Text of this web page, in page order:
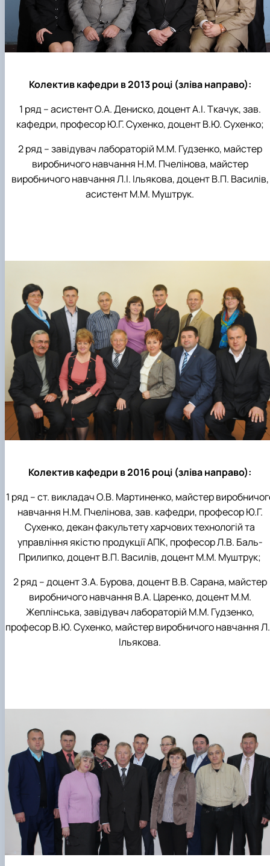
Колектив кафедри в 2013 році (зліва направо):
1 ряд – асистент О.А. Дениско, доцент А.І. Ткачук, зав.
кафедри, професор Ю.Г. Сухенко, доцент В.Ю. Сухенко;
2 ряд – завідувач лабораторій М.М. Гудзенко, майстер
виробничого навчання Н.М. Пчелінова, майстер
виробничого навчання Л.І. Ільякова, доцент В.П. Василів,
асистент М.М. Муштрук.
Колектив кафедри в 2016 році (зліва направо):
1 ряд – ст. викладач О.В. Мартиненко, майстер
навчання Н.М. Пчелінова, зав. кафедри, професор Ю.Г.
Сухенко, декан факультету харчових технологій та
управління якістю продукції АПК, професор Л.В. Баль-
Прилипко, доцент В.П. Василів, доцент М.М. Муштрук;
2 ряд – доцент З.А. Бурова, доцент В.В. Сарана, майстер
виробничого навчання В.А. Царенко, доцент М.М.
Жеплінська, завідувач лабораторій М.М. Гудзенко,
професор В.Ю. Сухенко, майстер виробничого навчання
Ільякова.